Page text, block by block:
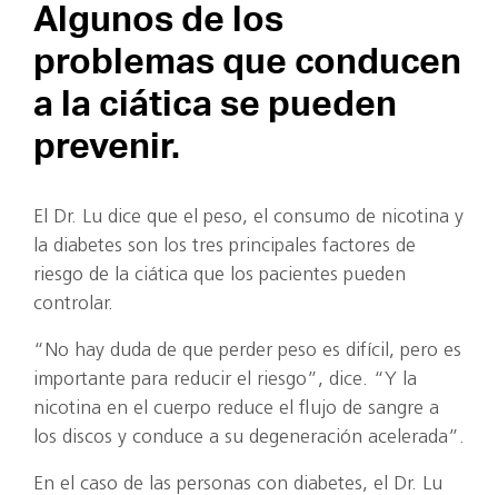
Algunos de los
problemas que conducen
a la ciática se pueden
prevenir.
El Dr. Lu dice que el peso, el consumo de nicotina y
la diabetes son los tres principales factores de
riesgo de la ciática que los pacientes pueden
controlar.
“No hay duda de que perder peso es difícil, pero es
importante para reducir el riesgo”, dice. “Y la
nicotina en el cuerpo reduce el flujo de sangre a
los discos y conduce a su degeneración acelerada”.
En el caso de las personas con diabetes, el Dr. Lu